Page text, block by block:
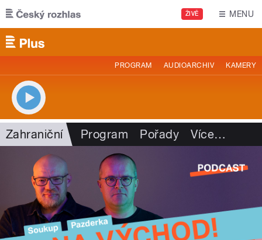
Přejít k hlavnímu obsahu
ŽIVĚ MENU
PROGRAM AUDIOARCHIV KAMERY
Zahraniční Program Pořady Více…